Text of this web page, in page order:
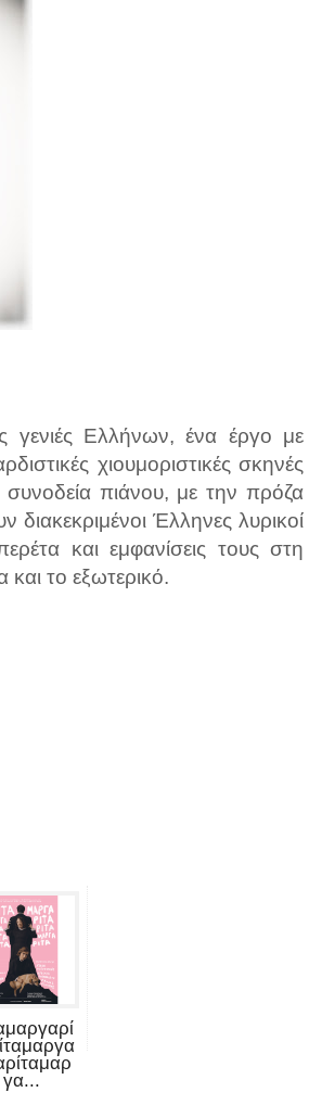
γενιές Ελλήνων, ένα έργο με
χιουμοριστικές σκηνές
πιάνου, με την πρόζα
Έλληνες λυρικοί
και εμφανίσεις τους στη
το εξωτερικό.
γα...